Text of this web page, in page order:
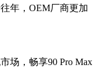
年，OEM厂商更加
场，畅享90 Pro Max